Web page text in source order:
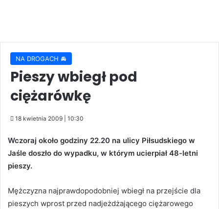
NA DROGACH 🚘
Pieszy wbiegł pod
ciężarówkę
18 kwietnia 2009 | 10:30
Wczoraj około godziny 22.20 na ulicy Piłsudskiego w
Jaśle doszło do wypadku, w którym ucierpiał 48-letni
pieszy.
Mężczyzna najprawdopodobniej wbiegł na przejście dla
pieszych wprost przed nadjeżdżającego ciężarowego